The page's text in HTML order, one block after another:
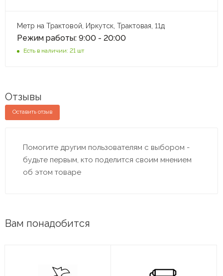
Метр на Трактовой, Иркутск, Трактовая, 11д
Режим работы: 9:00 - 20:00
Есть в наличии: 21 шт
Отзывы
Оставить отзыв
Помогите другим пользователям с выбором -
будьте первым, кто поделится своим мнением
об этом товаре
Вам понадобится